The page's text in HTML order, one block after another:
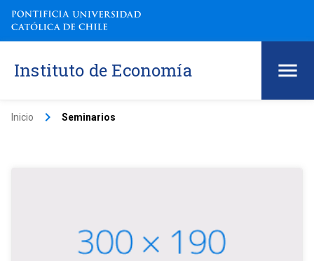
Instituto de Economía
Inicio keyboard_arrow_right Seminarios